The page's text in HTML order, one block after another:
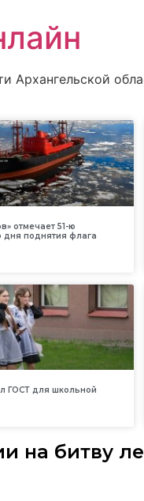
Архангельской
отмечает 51-ю
дня поднятия флага
ГОСТ для школьной
на битву